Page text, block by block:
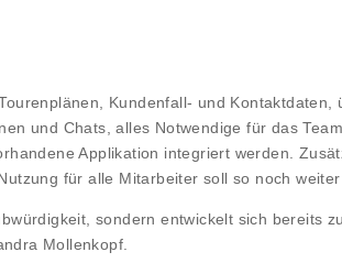
Kundenfall- und Kontaktdaten,
und Chats, alles Notwendige für das
Applikation integriert werden.
für alle Mitarbeiter soll so noch weiter
sondern entwickelt sich bereits
Mollenkopf.